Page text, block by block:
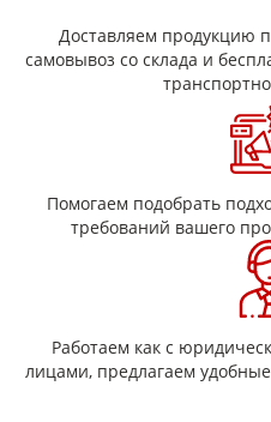
Доставляем продукцию
самовывоз со склада и
Помогаем подобрать
требований вашего
Работаем как с
лицами, предлагаем